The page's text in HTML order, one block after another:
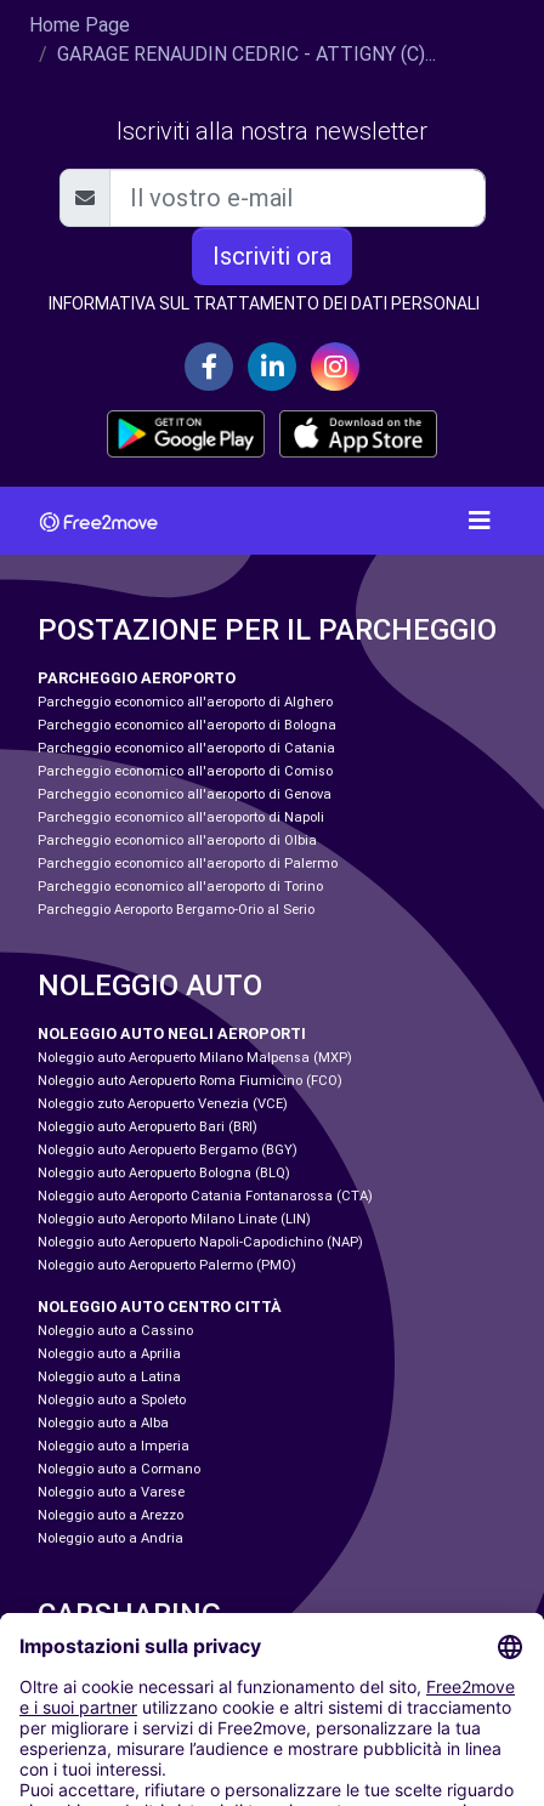
Home Page
GARAGE RENAUDIN CEDRIC - ATTIGNY (C)...
Iscriviti alla nostra newsletter
Iscriviti ora
INFORMATIVA SUL TRATTAMENTO DEI DATI PERSONALI
POSTAZIONE PER IL PARCHEGGIO
PARCHEGGIO AEROPORTO
Parcheggio economico all'aeroporto di Alghero
Parcheggio economico all'aeroporto di Bologna
Parcheggio economico all'aeroporto di Catania
Parcheggio economico all'aeroporto di Comiso
Parcheggio economico all'aeroporto di Genova
Parcheggio economico all'aeroporto di Napoli
Parcheggio economico all'aeroporto di Olbia
Parcheggio economico all'aeroporto di Palermo
Parcheggio economico all'aeroporto di Torino
Parcheggio Aeroporto Bergamo-Orio al Serio
NOLEGGIO AUTO
NOLEGGIO AUTO NEGLI AEROPORTI
Noleggio auto Aeropuerto Milano Malpensa (MXP)
Noleggio auto Aeropuerto Roma Fiumicino (FCO)
Noleggio zuto Aeropuerto Venezia (VCE)
Noleggio auto Aeropuerto Bari (BRI)
Noleggio auto Aeropuerto Bergamo (BGY)
Noleggio auto Aeropuerto Bologna (BLQ)
Noleggio auto Aeroporto Catania Fontanarossa (CTA)
Noleggio auto Aeroporto Milano Linate (LIN)
Noleggio auto Aeropuerto Napoli-Capodichino (NAP)
Noleggio auto Aeropuerto Palermo (PMO)
NOLEGGIO AUTO CENTRO CITTÀ
Noleggio auto a Cassino
Noleggio auto a Aprilia
Noleggio auto a Latina
Noleggio auto a Spoleto
Noleggio auto a Alba
Noleggio auto a Imperia
Noleggio auto a Cormano
Noleggio auto a Varese
Noleggio auto a Arezzo
Noleggio auto a Andria
CARSHARING
LE NOSTRE CITTÀ
Paris
Madrid
Washington DC
Milano
Roma
Torino